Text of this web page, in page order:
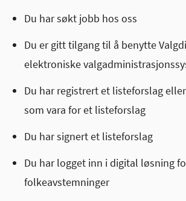
Du har søkt jobb hos oss
Du er gitt tilgang til å benytte
elektroniske
Du har registrert et listeforslag
som vara for et listeforslag
Du har signert et listeforslag
Du har logget inn i digital løsning
folkeavstemninger